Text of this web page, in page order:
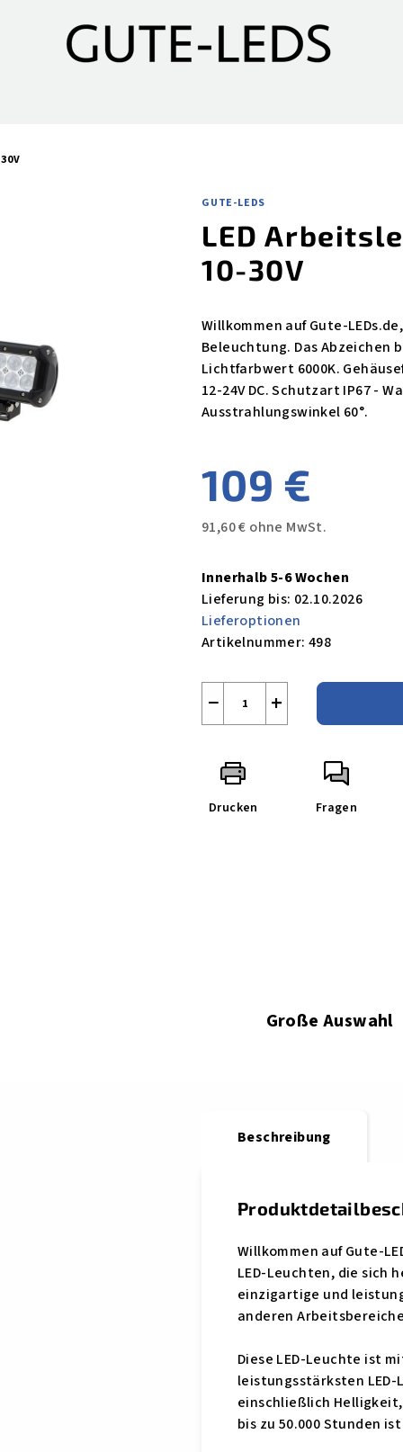
GUTE-LEDS
LED
10-30V
Willkommen auf Gute-
Beleuchtung. Das Abzeichen
Lichtfarbwert 6000K.
12-24V DC. Schutzart IP67 -
Ausstrahlungswinkel 60°.
109 €
91,60 € ohne MwSt.
Innerhalb 5-6 Wochen
Lieferung bis: 02.10.2026
Lieferoptionen
Artikelnummer: 498
+
−
Drucken Fragen
Große Auswahl
Beschreibung
Willkommen auf Gute-
LED-Leuchten, die sich
einzigartige und
anderen
Diese LED-Leuchte ist
leistungsstärksten
einschließlich
bis zu 50.000 Stunden